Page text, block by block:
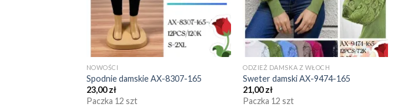
NOWOŚCI
Spodnie damskie AX-8307-165
23,00zł
Paczka 12 szt
ODZIEŻ DAMSKA Z WŁOCH
Sweter damski AX-9474-165
21,00zł
Paczka 12 szt